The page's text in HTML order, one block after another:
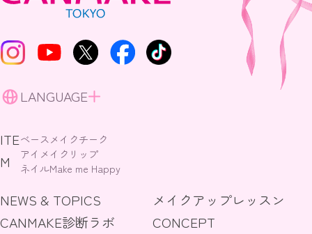
LANGUAGE
ITE
M
ベースメイクチーク
アイメイク リップ
ネイルMake me Happy
NEWS & TOPICS
メイクアップレッスン
CANMAKE診断ラボ
CONCEPT